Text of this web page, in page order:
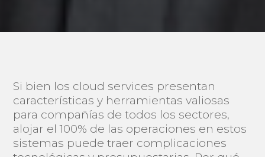
Si bien los cloud services presentan
características y herramientas valiosas
para compañías de todos los sectores,
alojar el 100% de las operaciones en estos
sistemas puede traer complicaciones